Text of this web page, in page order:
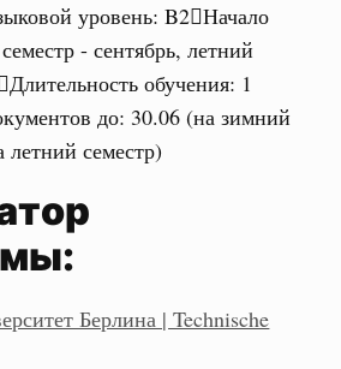
уровень:B2 Начало
- сентябрь, летний
Длительность обучения: 1
до: 30.06 (на зимний
летний семестр)
Берлина | Technische